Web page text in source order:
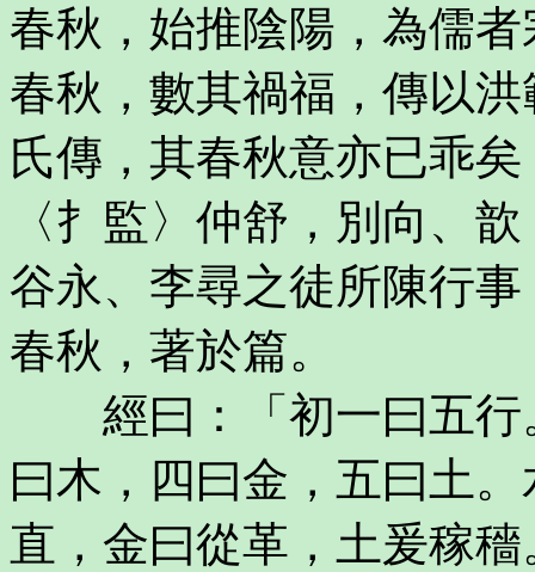
春秋，始推陰陽，為儒
春秋，數其禍福，傳以
氏傳，其春秋意亦已乖
〈扌監〉仲舒，別向、
谷永、李尋之徒所陳行
春秋，著於篇。
經曰：「初一曰五行
曰木，四曰金，五曰土
直，金曰從革，土爰稼穡